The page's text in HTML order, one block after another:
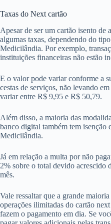
Taxas do Next cartão
Apesar de ser um cartão isento
algumas taxas, dependendo do
Medicilândia. Por exemplo,
instituições financeiras não estão
E o valor pode variar conforme a
cestas de serviços, não levando
variar entre R$ 9,95 e R$ 50,79.
Além disso, a maioria das
banco digital também tem isenção
Medicilândia.
Já em relação a multa por não
2% sobre o total devido acrescido
mês.
Vale ressaltar que a grande
operações ilimitadas do cartão
fazem o pagamento em dia. Se